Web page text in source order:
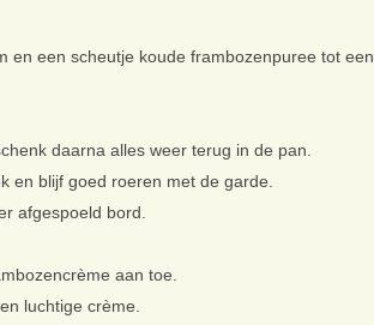
en een scheutje koude frambozenpuree tot een
daarna alles weer terug in de pan.
en blijf goed roeren met de garde.
afgespoeld bord.
aan toe.
luchtige crème.